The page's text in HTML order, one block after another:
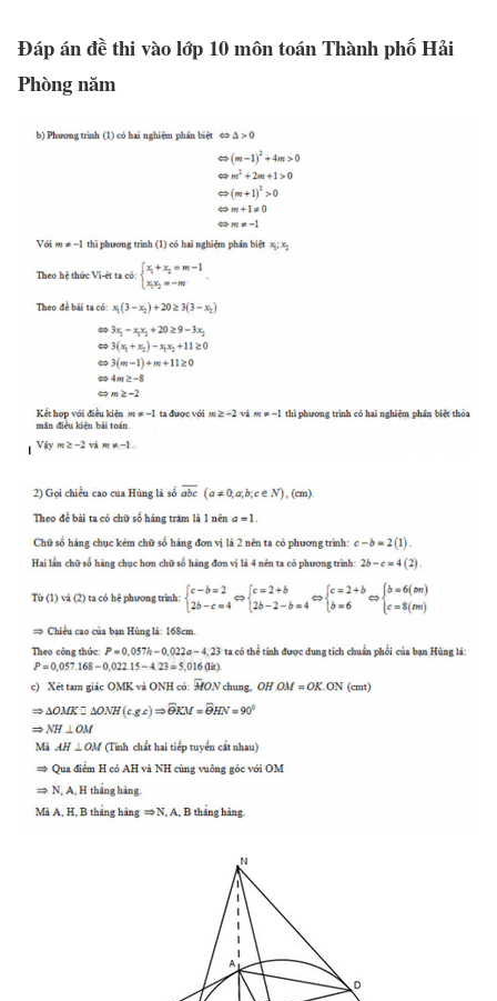
Đáp án đề thi vào lớp 10 môn toán Thành phố Hải
Phòng năm